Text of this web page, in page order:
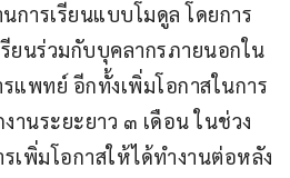
การเรียนแบบโมดูล โดยการ
ยนร่วมกับบุคลากรภายนอกใน
แพทย์ อีกทั้งเพิ่มโอกาสในการ
านระยะยาว ๓ เดือน ในช่วง
เพิ่มโอกาสให้ได้ทำงานต่อหลัง